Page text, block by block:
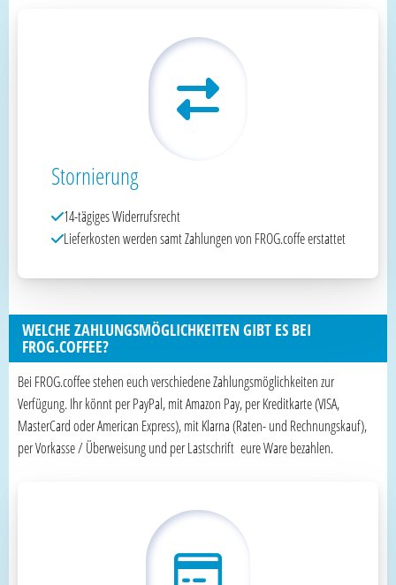
Stornierung
14-tägiges Widerrufsrecht
Lieferkosten werden samt Zahlungen von FROG.coffe erstattet
WELCHE ZAHLUNGSMÖGLICHKEITEN GIBT ES BEI
FROG.COFFEE?
Bei FROG.coffee stehen euch verschiedene Zahlungsmöglichkeiten zur
Verfügung. Ihr könnt per PayPal, mit Amazon Pay, per Kreditkarte (VISA,
MasterCard oder American Express), mit Klarna (Raten- und Rechnungskauf),
per Vorkasse / Überweisung und per Lastschrift eure Ware bezahlen.